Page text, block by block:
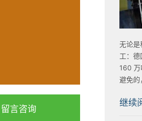
留言咨询
无论是
工：
160 万
避免的
利用宝
继续